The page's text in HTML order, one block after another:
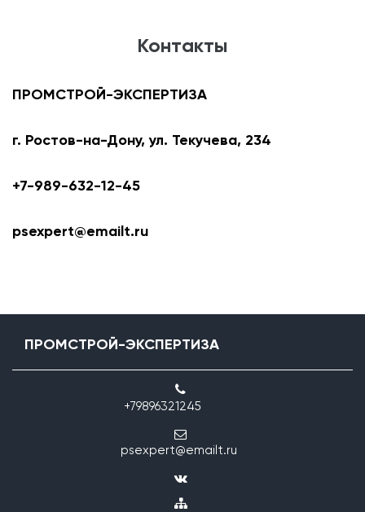
Контакты
ПРОМСТРОЙ-ЭКСПЕРТИЗА
г. Ростов-на-Дону, ул. Текучева, 234
+7-989-632-12-45
psexpert@emailt.ru
ПРОМСТРОЙ-ЭКСПЕРТИЗА
+79896321245
psexpert@emailt.ru